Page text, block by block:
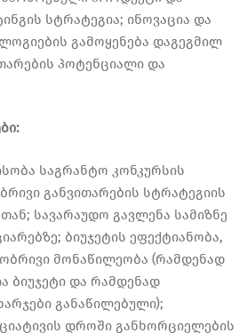
სტრატეგია; ინოვაცია და
გამოყენება დაგეგმილ
პოტენციალი და
საგრანტო კონკურსის
განვითარების სტრატეგიის
სავარაუდო გავლენა სამიზნე
ბიუჯეტის ეფექტიანობა,
მონაწილეობა (რამდენად
ბიუჯეტი და რამდენად
განაწილებული);
დროში განხორციელების